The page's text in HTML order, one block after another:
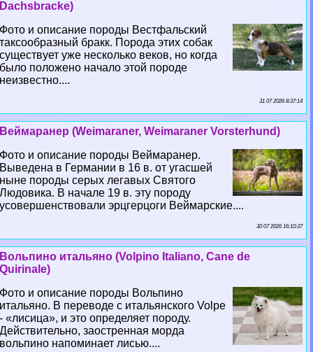
Dachsbracke)
Фото и описание породы Вестфальский
таксообразный бpaкк. Порода этих собак
существует уже несколько веков, но когда
было положено начало этой породе
неизвестно....
31 07 2026 8:37:14
Веймаранер (Weimaraner, Weimaraner Vorsterhund)
Фото и описание породы Веймаранер.
Выведена в Германии в 16 в. от угасшей
ныне породы серых легавых Святого
Людовика. В начале 19 в. эту породу
усовершенствовали эрцгерцоги Веймарские....
30 07 2026 16:10:37
Вольпино итальяно (Volpino Italiano, Cane de
Quirinale)
Фото и описание породы Вольпино
итальяно. В переводе с итальянского Volpe
- «лисица», и это определяет породу.
Действительно, заостренная морда
вольпино напоминает лисью....